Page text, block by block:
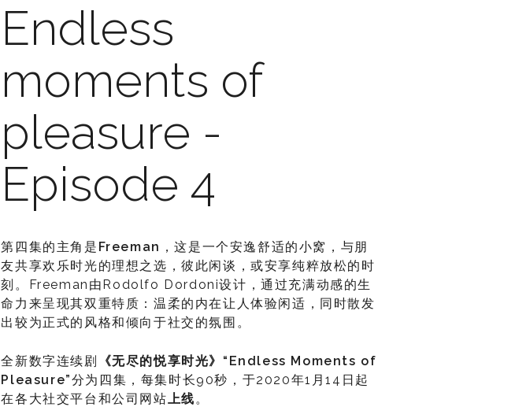
Endless
moments of
pleasure -
Episode 4
第四集的主角是 Freeman ，这是一个安逸舒适的小窝，与朋
友共享欢乐时光的理想之选，彼此闲谈，或安享纯粹放松的时
刻。Freeman由Rodolfo Dordoni设计，通过充满动感的生
命力来呈现其双重特质：温柔的内在让人体验闲适，同时散发
出较为正式的风格和倾向于社交的氛围。
全新数字连续剧 《无尽的悦享时光》“ Endless Moments of
Pleasure”分为四集，每集时长90秒，于2020年1月14日起
在各大社交平台和公司网站上线。